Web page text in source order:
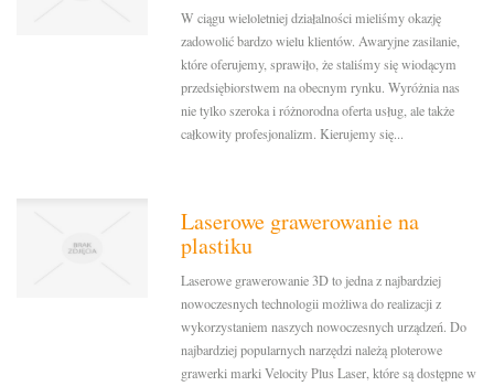
W ciągu wieloletniej działalności mieliśmy okazję
zadowolić bardzo wielu klientów. Awaryjne zasilanie,
które oferujemy, sprawiło, że staliśmy się wiodącym
przedsiębiorstwem na obecnym rynku. Wyróżnia nas
nie tylko szeroka i różnorodna oferta usług, ale także
całkowity profesjonalizm. Kierujemy się...
Laserowe grawerowanie na
plastiku
Laserowe grawerowanie 3D to jedna z najbardziej
nowoczesnych technologii możliwa do realizacji z
wykorzystaniem naszych nowoczesnych urządzeń. Do
najbardziej popularnych narzędzi należą ploterowe
grawerki marki Velocity Plus Laser, które są dostępne w